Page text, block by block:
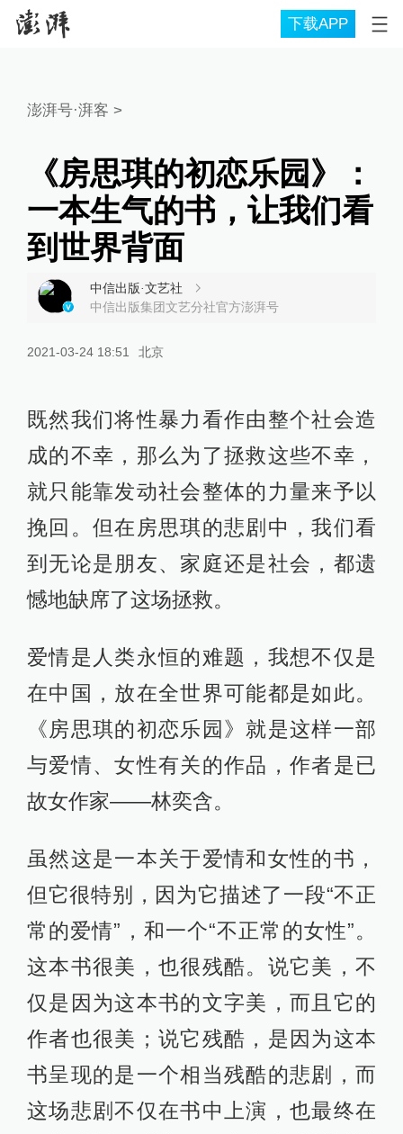
下载APP
澎湃号·湃客 >
《房思琪的初恋乐园》：
一本生气的书，让我们看
到世界背面
中信出版·文艺社
中信出版集团文艺分社官方澎湃号
2021-03-24 18:51 北京
既然我们将性暴力看作由整个社会造
成的不幸，那么为了拯救这些不幸，
就只能靠发动社会整体的力量来予以
挽回。但在房思琪的悲剧中，我们看
到无论是朋友、家庭还是社会，都遗
憾地缺席了这场拯救。
爱情是人类永恒的难题，我想不仅是
在中国，放在全世界可能都是如此。
《房思琪的初恋乐园》就是这样一部
与爱情、女性有关的作品，作者是已
故女作家——林奕含。
虽然这是一本关于爱情和女性的书，
但它很特别，因为它描述了一段“不正
常的爱情”，和一个“不正常的女性”。
这本书很美，也很残酷。说它美，不
仅是因为这本书的文字美，而且它的
作者也很美；说它残酷，是因为这本
书呈现的是一个相当残酷的悲剧，而
这场悲剧不仅在书中上演，也最终在